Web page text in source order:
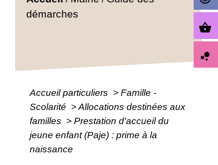
démarches
Accueil particuliers > Famille -
Scolarité >Allocations destinées aux
familles > Prestation d'accueil du
jeune enfant (Paje) : prime à la
naissance
shopping_basket
bubble_chart